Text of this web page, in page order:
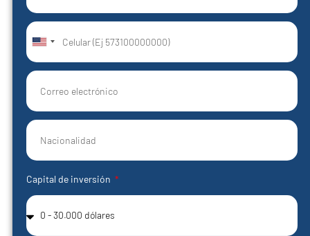
United
States
+1
Capital de inversión